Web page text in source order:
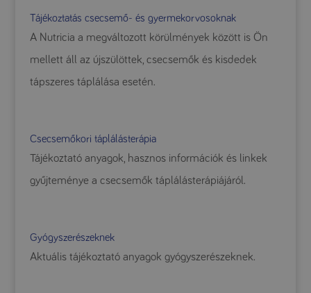
Tájékoztatás csecsemő- és gyermekorvosoknak
A Nutricia a megváltozott körülmények között is Ön
mellett áll az újszülöttek, csecsemők és kisdedek
tápszeres táplálása esetén.
Csecsemőkori táplálásterápia
Tájékoztató anyagok, hasznos információk és linkek
gyűjteménye a csecsemők táplálásterápiájáról.
Gyógyszerészeknek
Aktuális tájékoztató anyagok gyógyszerészeknek.